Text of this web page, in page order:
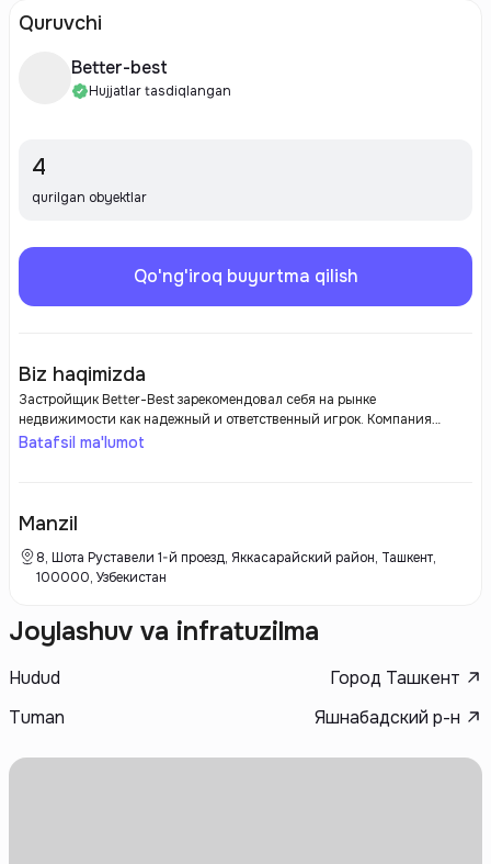
Quruvchi
Better-best
Hujjatlar tasdiqlangan
4
qurilgan obyektlar
Qo'ng'iroq buyurtma qilish
Biz haqimizda
Застройщик Better-Best зарекомендовал себя на рынке
недвижимости как надежный и ответственный игрок. Компания
специализируется на строительстве жилых комплексов и
и подходов в процесс создания процессов, которые позволяют
Batafsil ma'lumot
Manzil
8, Шота Руставели 1-й проезд, Яккасарайский район, Ташкент,
100000, Узбекистан
Joylashuv va infratuzilma
Hudud
Город Ташкент
Tuman
Яшнабадский р-н